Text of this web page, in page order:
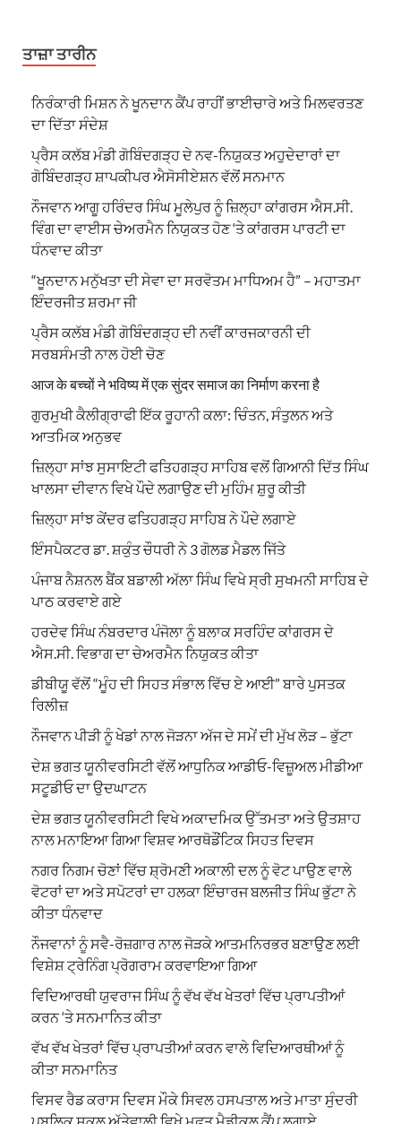
ਤਾਜ਼ਾ ਤਾਰੀਨ
ਨਿਰੰਕਾਰੀ ਮਿਸ਼ਨ ਨੇ ਖੂਨਦਾਨ ਕੈਂਪ ਰਾਹੀਂ ਭਾਈਚਾਰੇ ਅਤੇ ਮਿਲਵਰਤਣ
ਦਾ ਦਿੱਤਾ ਸੰਦੇਸ਼
ਪ੍ਰੈਸ ਕਲੱਬ ਮੰਡੀ ਗੋਬਿੰਦਗੜ੍ਹ ਦੇ ਨਵ-ਨਿਯੁਕਤ ਅਹੁਦੇਦਾਰਾਂ ਦਾ
ਗੋਬਿੰਦਗੜ੍ਹ ਸ਼ਾਪਕੀਪਰ ਐਸੋਸੀਏਸ਼ਨ ਵੱਲੋਂ ਸਨਮਾਨ
ਨੌਜਵਾਨ ਆਗੂ ਹਰਿੰਦਰ ਸਿੰਘ ਮੂਲੇਪੁਰ ਨੂੰ ਜ਼ਿਲ੍ਹਾ ਕਾਂਗਰਸ ਐਸ.ਸੀ.
ਵਿੰਗ ਦਾ ਵਾਈਸ ਚੇਅਰਮੈਨ ਨਿਯੁਕਤ ਹੋਣ ‘ਤੇ ਕਾਂਗਰਸ ਪਾਰਟੀ ਦਾ
ਧੰਨਵਾਦ ਕੀਤਾ
“ਖੂਨਦਾਨ ਮਨੁੱਖਤਾ ਦੀ ਸੇਵਾ ਦਾ ਸਰਵੋਤਮ ਮਾਧਿਅਮ ਹੈ” – ਮਹਾਤਮਾ
ਇੰਦਰਜੀਤ ਸ਼ਰਮਾ ਜੀ
ਪ੍ਰੈਸ ਕਲੱਬ ਮੰਡੀ ਗੋਬਿੰਦਗੜ੍ਹ ਦੀ ਨਵੀਂ ਕਾਰਜਕਾਰਨੀ ਦੀ
ਸਰਬਸੰਮਤੀ ਨਾਲ ਹੋਈ ਚੋਣ
आज के बच्चों ने भविष्य में एक सुंदर समाज का निर्माण करना है
ਗੁਰਮੁਖੀ ਕੈਲੀਗ੍ਰਾਫੀ ਇੱਕ ਰੂਹਾਨੀ ਕਲਾ: ਚਿੰਤਨ, ਸੰਤੁਲਨ ਅਤੇ
ਆਤਮਿਕ ਅਨੁਭਵ
ਜ਼ਿਲ੍ਹਾ ਸਾਂਝ ਸੁਸਾਇਟੀ ਫਤਿਹਗੜ੍ਹ ਸਾਹਿਬ ਵਲੋਂ ਗਿਆਨੀ ਦਿੱਤ ਸਿੰਘ
ਖਾਲਸਾ ਦੀਵਾਨ ਵਿਖੇ ਪੌਦੇ ਲਗਾਉਣ ਦੀ ਮੁਹਿੰਮ ਸ਼ੁਰੂ ਕੀਤੀ
ਜ਼ਿਲ੍ਹਾ ਸਾਂਝ ਕੇਂਦਰ ਫਤਿਹਗੜ੍ਹ ਸਾਹਿਬ ਨੇ ਪੌਦੇ ਲਗਾਏ
ਇੰਸਪੈਕਟਰ ਡਾ. ਸ਼ਕੁੰਤ ਚੌਧਰੀ ਨੇ 3 ਗੋਲਡ ਮੈਡਲ ਜਿੱਤੇ
ਪੰਜਾਬ ਨੈਸ਼ਨਲ ਬੈਂਕ ਬਡਾਲੀ ਅੱਲਾ ਸਿੰਘ ਵਿਖੇ ਸ੍ਰੀ ਸੁਖਮਨੀ ਸਾਹਿਬ ਦੇ
ਪਾਠ ਕਰਵਾਏ ਗਏ
ਹਰਦੇਵ ਸਿੰਘ ਨੰਬਰਦਾਰ ਪੰਜੋਲਾ ਨੂੰ ਬਲਾਕ ਸਰਹਿੰਦ ਕਾਂਗਰਸ ਦੇ
ਐਸ.ਸੀ. ਵਿਭਾਗ ਦਾ ਚੇਅਰਮੈਨ ਨਿਯੁਕਤ ਕੀਤਾ
ਡੀਬੀਯੂ ਵੱਲੋਂ “ਮੂੰਹ ਦੀ ਸਿਹਤ ਸੰਭਾਲ ਵਿੱਚ ਏ ਆਈ” ਬਾਰੇ ਪੁਸਤਕ
ਰਿਲੀਜ਼
ਨੌਜਵਾਨ ਪੀੜੀ ਨੂੰ ਖੇਡਾਂ ਨਾਲ ਜੋੜਨਾ ਅੱਜ ਦੇ ਸਮੇਂ ਦੀ ਮੁੱਖ ਲੋੜ – ਭੁੱਟਾ
ਦੇਸ਼ ਭਗਤ ਯੂਨੀਵਰਸਿਟੀ ਵੱਲੋਂ ਆਧੁਨਿਕ ਆਡੀਓ-ਵਿਜ਼ੂਅਲ ਮੀਡੀਆ
ਸਟੂਡੀਓ ਦਾ ਉਦਘਾਟਨ
ਦੇਸ਼ ਭਗਤ ਯੂਨੀਵਰਸਿਟੀ ਵਿਖੇ ਅਕਾਦਮਿਕ ਉੱਤਮਤਾ ਅਤੇ ਉਤਸ਼ਾਹ
ਨਾਲ ਮਨਾਇਆ ਗਿਆ ਵਿਸ਼ਵ ਆਰਥੋਡੌਂਟਿਕ ਸਿਹਤ ਦਿਵਸ
ਨਗਰ ਨਿਗਮ ਚੋਣਾਂ ਵਿੱਚ ਸ਼੍ਰੋਮਣੀ ਅਕਾਲੀ ਦਲ ਨੂੰ ਵੋਟ ਪਾਉਣ ਵਾਲੇ
ਵੋਟਰਾਂ ਦਾ ਅਤੇ ਸਪੋਟਰਾਂ ਦਾ ਹਲਕਾ ਇੰਚਾਰਜ ਬਲਜੀਤ ਸਿੰਘ ਭੁੱਟਾ ਨੇ
ਕੀਤਾ ਧੰਨਵਾਦ
ਨੌਜਵਾਨਾਂ ਨੂੰ ਸਵੈ-ਰੋਜ਼ਗਾਰ ਨਾਲ ਜੋੜਕੇ ਆਤਮਨਿਰਭਰ ਬਣਾਉਣ ਲਈ
ਵਿਸ਼ੇਸ਼ ਟ੍ਰੇਨਿੰਗ ਪ੍ਰੋਗਰਾਮ ਕਰਵਾਇਆ ਗਿਆ
ਵਿਦਿਆਰਥੀ ਯੁਵਰਾਜ ਸਿੰਘ ਨੂੰ ਵੱਖ ਵੱਖ ਖੇਤਰਾਂ ਵਿੱਚ ਪ੍ਰਾਪਤੀਆਂ
ਕਰਨ ‘ਤੇ ਸਨਮਾਨਿਤ ਕੀਤਾ
ਵੱਖ ਵੱਖ ਖੇਤਰਾਂ ਵਿੱਚ ਪ੍ਰਾਪਤੀਆਂ ਕਰਨ ਵਾਲੇ ਵਿਦਿਆਰਥੀਆਂ ਨੂੰ
ਕੀਤਾ ਸਨਮਾਨਿਤ
ਵਿਸਵ ਰੈਡ ਕਰਾਸ ਦਿਵਸ ਮੌਕੇ ਸਿਵਲ ਹਸਪਤਾਲ ਅਤੇ ਮਾਤਾ ਸੁੰਦਰੀ